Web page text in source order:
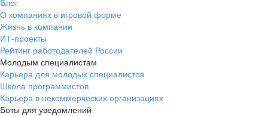
О компаниях в игровой форме
Жизнь в компании
ИТ-проекты
Рейтинг работодателей России
Молодым специалистам
Карьера для молодых специалистов
Школа программистов
Карьера в некоммерческих организациях
Боты для уведомлений